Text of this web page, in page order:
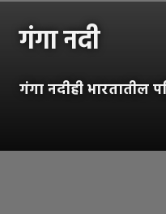
गंगा नदी
गंगा नदीही भारतातील